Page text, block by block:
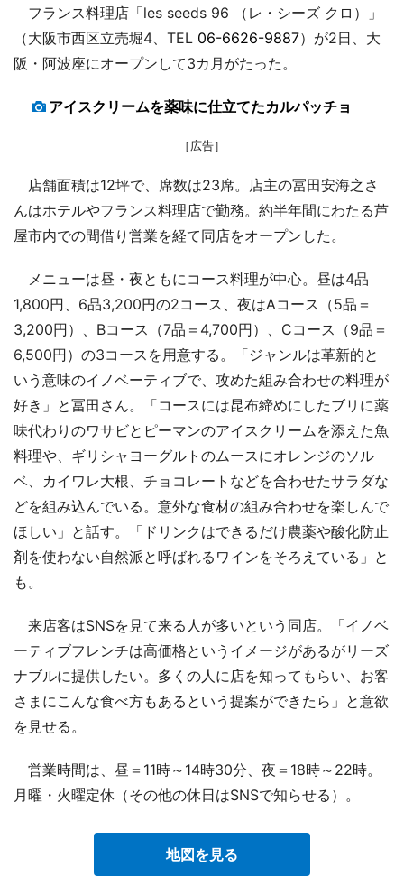
フランス料理店「les seeds 96 （レ・シーズ クロ）」
（大阪市西区立売堀4、TEL 06-6626-9887）が2日、大
阪・阿波座にオープンして3カ月がたった。
アイスクリームを薬味に仕立てたカルパッチョ
［広告］
店舗面積は12坪で、席数は23席。店主の冨田安海之さ
んはホテルやフランス料理店で勤務。約半年間にわたる芦
屋市内での間借り営業を経て同店をオープンした。
メニューは昼・夜ともにコース料理が中心。昼は4品
1,800円、6品3,200円の2コース、夜はAコース（5品＝
3,200円）、Bコース（7品＝4,700円）、Cコース（9品＝
6,500円）の3コースを用意する。「ジャンルは革新的と
いう意味のイノベーティブで、攻めた組み合わせの料理が
好き」と冨田さん。「コースには昆布締めにしたブリに薬
味代わりのワサビとピーマンのアイスクリームを添えた魚
料理や、ギリシャヨーグルトのムースにオレンジのソル
ベ、カイワレ大根、チョコレートなどを合わせたサラダな
どを組み込んでいる。意外な食材の組み合わせを楽しんで
ほしい」と話す。「ドリンクはできるだけ農薬や酸化防止
剤を使わない自然派と呼ばれるワインをそろえている」と
も。
来店客はSNSを見て来る人が多いという同店。「イノベ
ーティブフレンチは高価格というイメージがあるがリーズ
ナブルに提供したい。多くの人に店を知ってもらい、お客
さまにこんな食べ方もあるという提案ができたら」と意欲
を見せる。
営業時間は、昼＝11時～14時30分、夜＝18時～22時。
月曜・火曜定休（その他の休日はSNSで知らせる）。
地図を見る